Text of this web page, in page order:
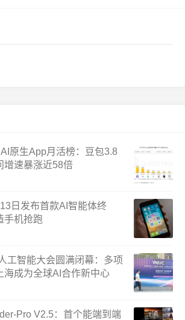
原生App月活榜：豆包3.8
增速暴涨近58倍
日发布首款AI智能体终
手机抢跑
工智能大会圆满闭幕：多项
海成为全球AI合作新中心
Pro V2.5：首个能端到端